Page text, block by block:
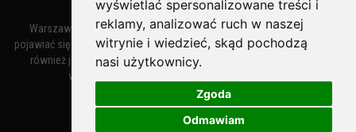
wyświetlać spersonalizowane treści i
reklamy, analizować ruch w naszej
witrynie i wiedzieć, skąd pochodzą
nasi użytkownicy.
Zgoda
Odmawiam
Warszawa – miasto stołeczne Warszawa. Nazwa miasta zaczęła
pojawiać się w dokumentach w XIV wieku jako Warszewa, a od XV wieku
również jako Warszowa. Zmiana nazwy na Warszawa w XV wieku
wynikała z mazowieckiej wymowy dialektycznej.